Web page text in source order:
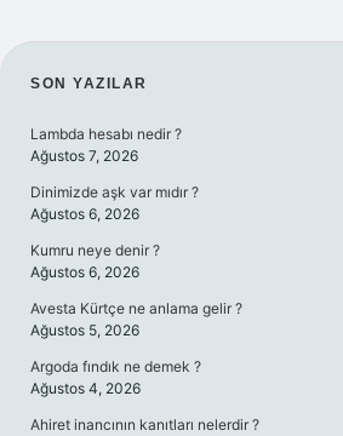
SIDEBAR
SON YAZILAR
Lambda hesabı nedir ?
Ağustos 7, 2026
Dinimizde aşk var mıdır ?
Ağustos 6, 2026
Kumru neye denir ?
Ağustos 6, 2026
Avesta Kürtçe ne anlama gelir ?
Ağustos 5, 2026
Argoda fındık ne demek ?
Ağustos 4, 2026
Ahiret inancının kanıtları nelerdir ?